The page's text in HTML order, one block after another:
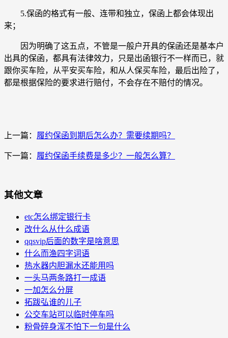
5.保函的格式有一般、连带和独立，保函上都会体现出
来；
因为明确了这五点，不管是一般户开具的保函还是基本户
出具的保函，都具有法律效力，只是出函银行不一样而已，就
跟你买车险，从平安买车险，和从人保买车险，最后出险了，
都是根据保险的要求进行赔付，不会存在不赔付的情况。
上一篇： 履约保函到期后怎么办？需要续期吗？
下一篇： 履约保函手续费是多少？一般怎么算？
其他文章
etc怎么绑定银行卡
改什么从什么成语
qqsvip后面的数字是啥意思
什么而渔四字词语
热水器内胆漏水还能用吗
一头马两条路打一成语
一加怎么分屏
拓跋弘谁的儿子
公交车站可以临时停车吗
粉骨碎身浑不怕下一句是什么